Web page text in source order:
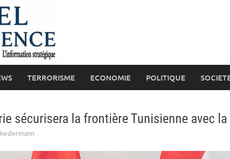
TERRORISME ECONOMIE POLITIQUE
sécurisera la frontière Tunisienne avec la